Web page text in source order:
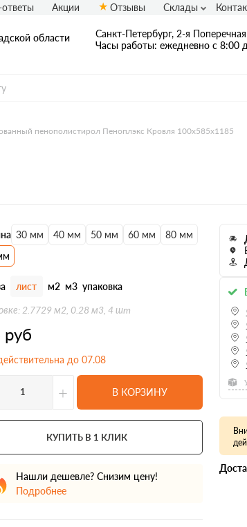
области
Санкт-Петербург, 2-я
Часы работы: ежедневно с 8:00
Акции Отзывы Склады
пенополистирол Пеноплэкс Кровля 100х585х1185
30 мм 40 мм 50 мм 60 мм
80 мм
лист м2 м3 упаковка
2.7729 м2, 0.28 м3, 4 шт
руб
до 07.08
+ В КОРЗИНУ
КУПИТЬ В 1 КЛИК
Нашли дешевле? Снизим цену!
Подробнее